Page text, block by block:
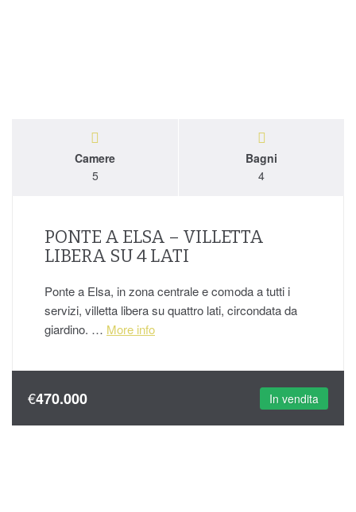
Camere
5
Bagni
4
PONTE A ELSA – VILLETTA
LIBERA SU 4 LATI
Ponte a Elsa, in zona centrale e comoda a tutti i
servizi, villetta libera su quattro lati, circondata da
giardino. … More info
€470.000 In vendita